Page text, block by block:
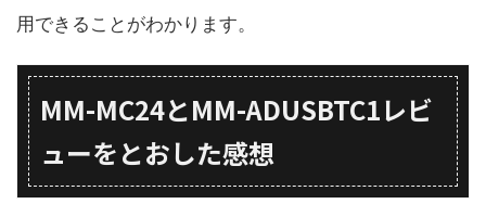
用できることがわかります。
MM-MC24とMM-ADUSBTC1レビ
ューをとおした感想